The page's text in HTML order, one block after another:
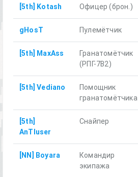
[5th] Kotash Офицер (брон.)
gHosT Пулемётчик
[5th] MaxAss
Гранатомётчик
(РПГ-7В2)
[5th] Vediano
Помощник
гранатомётчика
[5th]
AnTIuser
Снайпер
[NN] Boyara
Командир
экипажа